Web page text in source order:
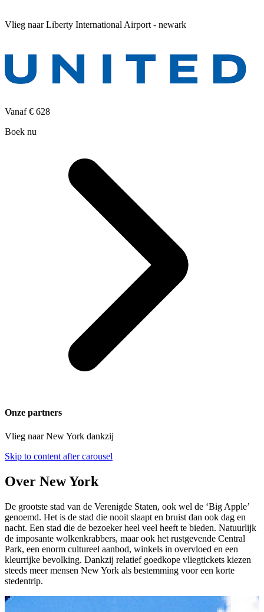
Vlieg naar Liberty International Airport - newark
Vanaf€ 628
Boek nu
Onze partners
Vlieg naar New York dankzij
Skip to content after carousel
Over New York
De grootste stad van de Verenigde Staten, ook wel de ‘Big Apple’
genoemd. Het is de stad die nooit slaapt en bruist dan ook dag en
nacht. Een stad die de bezoeker heel veel heeft te bieden. Natuurlijk
de imposante wolkenkrabbers, maar ook het rustgevende Central
Park, een enorm cultureel aanbod, winkels in overvloed en een
kleurrijke bevolking. Dankzij relatief goedkope vliegtickets kiezen
steeds meer mensen New York als bestemming voor een korte
stedentrip.